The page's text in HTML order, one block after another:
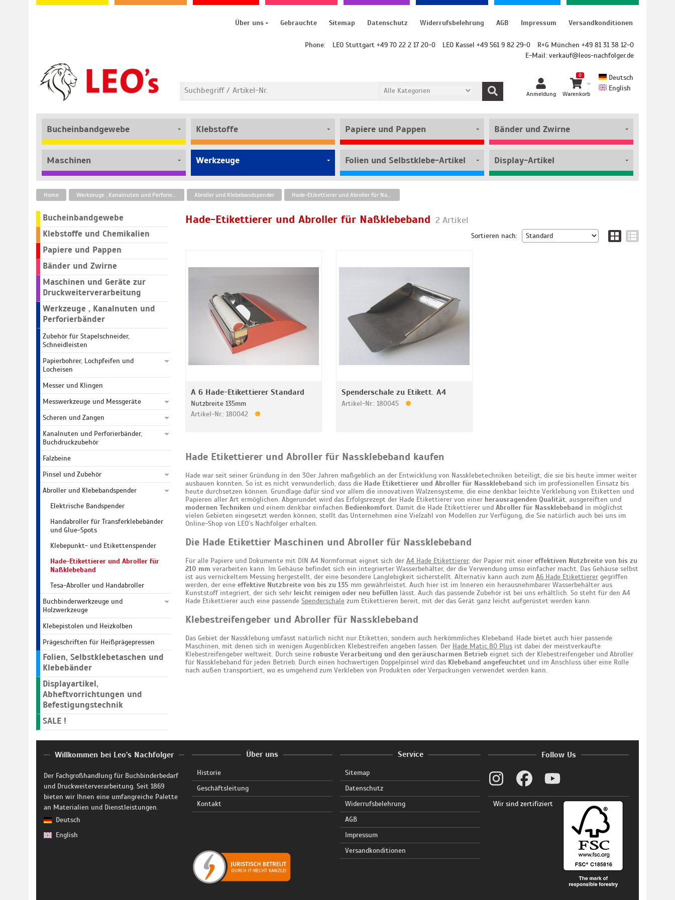
Über uns Gebrauchte Sitemap Datenschutz Widerrufsbelehrung AGB Impressum Versandkonditionen
Phone: LEO Stuttgart +49 70 22 2 17 20-0 LEO Kassel +49 561 9 82 29-0
R+G München +49 81 31 38 12-0
E-Mail: verkauf@leos-nachfolger.de
Anmeldung
0
Warenkorb
Deutsch
English
Bucheinbandgewebe Klebstoffe Papiere und Pappen Bänder und Zwirne
Maschinen Werkzeuge Folien und Selbstklebe-Artikel Display-Artikel
Home Werkzeuge , Kanalnuten und Perforierbänder Abroller und Klebebandspender Hade-Etikettierer und Abroller für Naßklebeband
Bucheinbandgewebe
Klebstoffe und Chemikalien
Papiere und Pappen
Bänder und Zwirne
Maschinen und Geräte zur
Druckweiterverarbeitung
Werkzeuge , Kanalnuten und
Perforierbänder
Zubehör für Stapelschneider,
Schneidleisten
Papierbohrer, Lochpfeifen und
Locheisen
Messer und Klingen
Messwerkzeuge und Messgeräte
Scheren und Zangen
Kanalnuten und Perforierbänder,
Buchdruckzubehör
Falzbeine
Pinsel und Zubehör
Abroller und Klebebandspender
Elektrische Bandspender
Handabroller für Transferklebebänder
und Glue-Spots
Klebepunkt- und Etikettenspender
Hade-Etikettierer und Abroller für
Naßklebeband
Tesa-Abroller und Handabroller
Buchbinderwerkzeuge und
Holzwerkzeuge
Klebepistolen und Heizkolben
Prägeschriften für Heißprägepressen
Folien, Selbstklebetaschen und
Klebebänder
Displayartikel,
Abheftvorrichtungen und
Befestigungstechnik
SALE !
Hade-Etikettierer und Abroller für Naßklebeband 2 Artikel
Sortieren nach:
A 6 Hade-Etikettierer Standard
Nutzbreite 135mm
Artikel-Nr.: 180042
Spenderschale zu Etikett. A4
Artikel-Nr.: 180045
Hade Etikettierer und Abroller für Nassklebeband kaufen
Hade war seit seiner Gründung in den 30er Jahren maßgeblich an der Entwicklung von Nassklebetechniken beteiligt, die sie bis heute immer weiter
ausbauen konnten. So ist es nicht verwunderlich, dass die Hade Etikettierer und Abroller für Nassklebeband sich im professionellen Einsatz bis
heute durchsetzen können. Grundlage dafür sind vor allem die innovativen Walzensysteme, die eine denkbar leichte Verklebung von Etiketten und
Papieren aller Art ermöglichen. Abgerundet wird das Erfolgsrezept der Hade Etikettierer von einer herausragenden Qualität, ausgereiften und
modernen Techniken und einem denkbar einfachen Bedienkomfort. Damit die Hade Etikettierer und Abroller für Nassklebeband in möglichst
vielen Gebieten eingesetzt werden können, stellt das Unternehmen eine Vielzahl von Modellen zur Verfügung, die Sie natürlich auch bei uns im
Online-Shop von LEO’s Nachfolger erhalten.
Die Hade Etikettier Maschinen und Abroller für Nassklebeband
Für alle Papiere und Dokumente mit DIN A4 Normformat eignet sich der A4 Hade Etikettierer, der Papier mit einer effektiven Nutzbreite von bis zu
210 mm verarbeiten kann. Im Gehäuse befindet sich ein integrierter Wasserbehälter, der die Verwendung umso einfacher macht. Das Gehäuse selbst
ist aus vernickeltem Messing hergestellt, der eine besondere Langlebigkeit sicherstellt. Alternativ kann auch zum A6 Hade Etikettierer gegriffen
werden, der eine effektive Nutzbreite von bis zu 135 mm gewährleistet. Auch hier ist im Inneren ein herausnehmbarer Wasserbehälter aus
Kunststoff integriert, der sich sehr leicht reinigen oder neu befüllen lässt. Auch das passende Zubehör ist bei uns erhältlich. So steht für den A4
Hade Etikettierer auch eine passende Spenderschale zum Etikettieren bereit, mit der das Gerät ganz leicht aufgerüstet werden kann.
Klebestreifengeber und Abroller für Nassklebeband
Das Gebiet der Nassklebung umfasst natürlich nicht nur Etiketten, sondern auch herkömmliches Klebeband. Hade bietet auch hier passende
Maschinen, mit denen sich in wenigen Augenblicken Klebestreifen angeben lassen. Der Hade Matic 80 Plus ist dabei der meistverkaufte
Klebestreifengeber weltweit. Durch seine robuste Verarbeitung und den geräuscharmen Betrieb eignet sich der Klebestreifengeber und Abroller
für Nassklebeband für jeden Betrieb. Durch einen hochwertigen Doppelpinsel wird das Klebeband angefeuchtet und im Anschluss über eine Rolle
nach außen transportiert, wo es umgehend zum Verkleben von Produkten oder Verpackungen verwendet werden kann.
Willkommen bei Leo's Nachfolger
Der Fachgroßhandlung für Buchbinderbedarf
und Druckweiterverarbeitung. Seit 1869
bieten wir Ihnen eine umfangreiche Palette
an Materialien und Dienstleistungen.
Deutsch
English
Über uns
Historie
Geschäftsleitung
Kontakt
Service
Sitemap
Datenschutz
Widerrufsbelehrung
AGB
Impressum
Versandkonditionen
Follow Us
Wir sind zertifiziert